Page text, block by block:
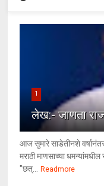
1
लेख:- जाणता
आज सुमारे साडेतीनशे
मराठी माणसाच्या
"छत्... Readmore